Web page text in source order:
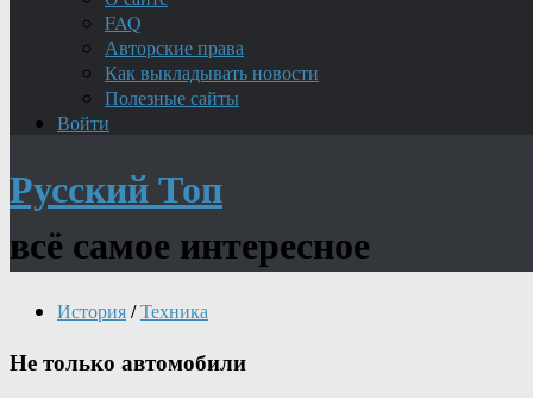
FAQ
Авторские права
Как выкладывать новости
Полезные сайты
Войти
Русский Топ
всё самое интересное
История/Техника
Не только автомобили